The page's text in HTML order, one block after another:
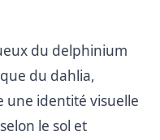
du delphinium
du dahlia,
une identité visuelle
le sol et